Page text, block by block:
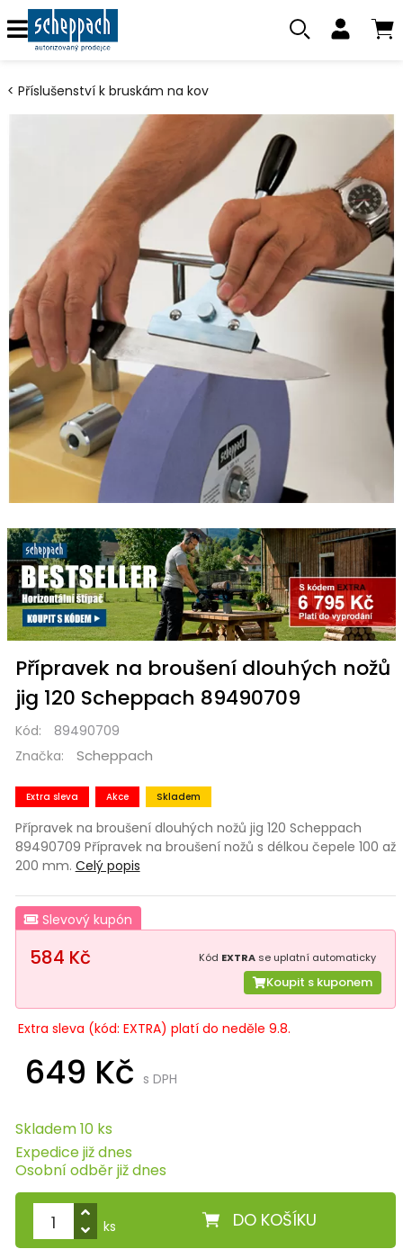
Příslušenství k bruskám na kov
Přípravek na broušení dlouhých nožů
jig 120 Scheppach 89490709
Kód:
89490709
Značka:
Scheppach
Extra sleva Akce Skladem
Přípravek na broušení dlouhých nožů jig 120 Scheppach
89490709 Přípravek na broušení nožů s délkou čepele 100 až
200 mm. Celý popis
Slevový kupón
584 Kč Kód EXTRA se uplatní automaticky
Koupit s kuponem
Extra sleva (kód: EXTRA) platí do neděle 9.8.
649 Kč s DPH
Skladem 10 ks
Expedice již dnes
Osobní odběr již dnes
DO KOŠÍKU
ks